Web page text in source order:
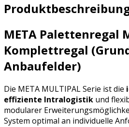
META Palettenregal
Komplettregal
Anbaufelder)
Die META MULTIPAL Serie ist die
effiziente Intralogistik und
modularer
System optimal an individuelle